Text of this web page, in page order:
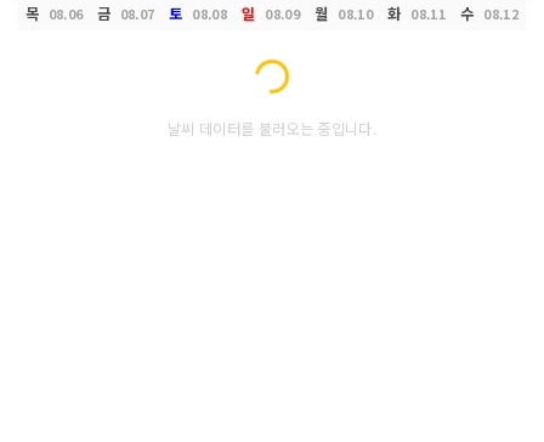
목 08.06 금 08.07 토 08.08 일 08.09 월 08.10 화 08.11 수 08.12
Loading...
날씨 데이터를 불러오는 중입니다.